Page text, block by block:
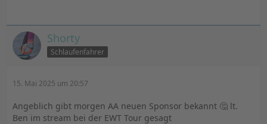
Shorty
Schlaufenfahrer
15. Mai 2025 um 20:57
Angeblich gibt morgen AA neuen Sponsor bekannt 🤔 lt.
Ben im stream bei der EWT Tour gesagt